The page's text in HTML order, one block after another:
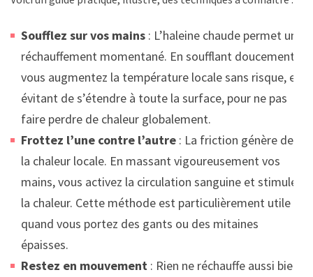
Soufflez sur vos mains : L’haleine chaude permet un
réchauffement momentané. En soufflant doucement,
vous augmentez la température locale sans risque, en
évitant de s’étendre à toute la surface, pour ne pas
faire perdre de chaleur globalement.
Frottez l’une contre l’autre : La friction génère de
la chaleur locale. En massant vigoureusement vos
mains, vous activez la circulation sanguine et stimulez
la chaleur. Cette méthode est particulièrement utile
quand vous portez des gants ou des mitaines
épaisses.
Restez en mouvement : Rien ne réchauffe aussi bien